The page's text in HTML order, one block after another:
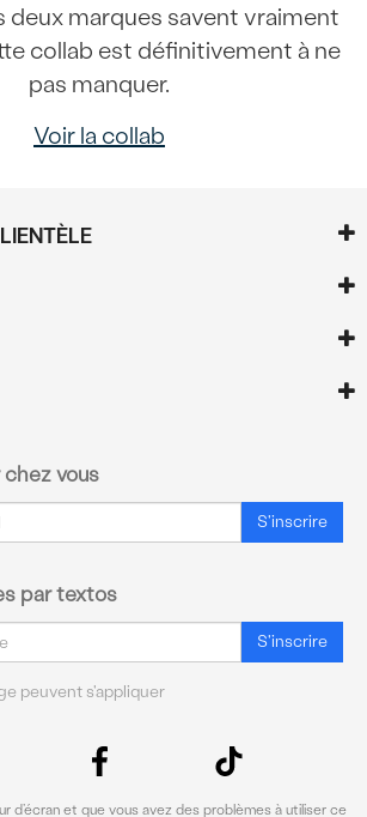
deux marques savent vraiment
collab est définitivement à ne
pas manquer.
Voir la collab
chez vous
S'inscrire
par textos
S'inscrire
peuvent s'appliquer
d’écran et que vous avez des problèmes à utiliser ce